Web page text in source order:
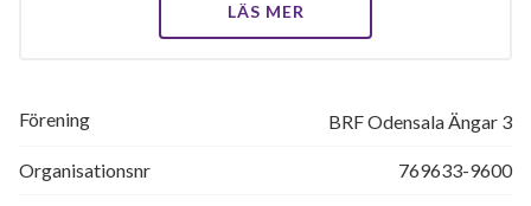
LÄS MER
Förening BRF Odensala Ängar 3
Organisationsnr 769633-9600